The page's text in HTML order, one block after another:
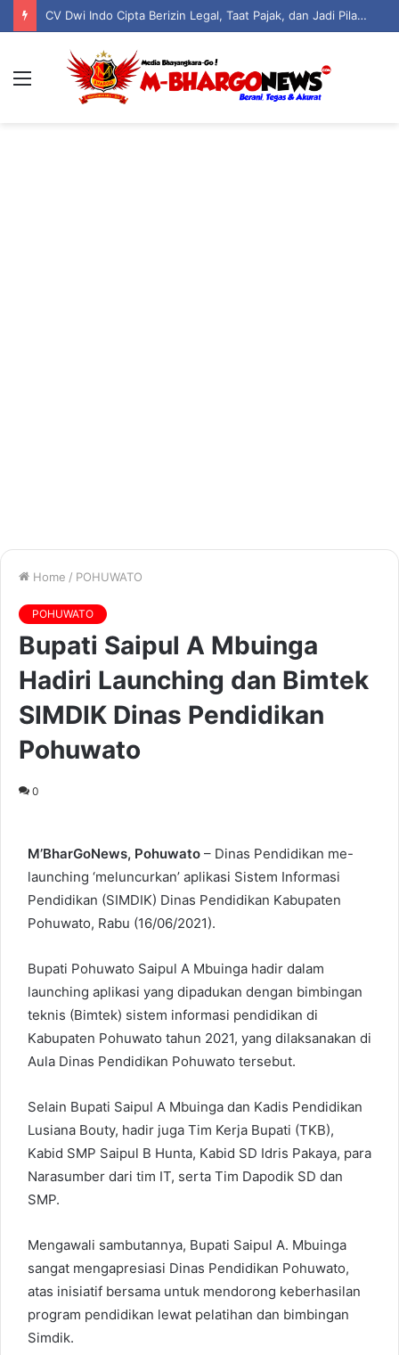
CV Dwi Indo Cipta Berizin Legal, Taat Pajak, dan Jadi Pilar Kehidupan Serta Keagamaan Warga Boliyohuto
Home / POHUWATO
POHUWATO
Bupati Saipul A Mbuinga
Hadiri Launching dan Bimtek
SIMDIK Dinas Pendidikan
Pohuwato
0
M’BharGoNews, Pohuwato – Dinas Pendidikan me-
launching ‘meluncurkan’ aplikasi Sistem Informasi
Pendidikan (SIMDIK) Dinas Pendidikan Kabupaten
Pohuwato, Rabu (16/06/2021).
Bupati Pohuwato Saipul A Mbuinga hadir dalam
launching aplikasi yang dipadukan dengan bimbingan
teknis (Bimtek) sistem informasi pendidikan di
Kabupaten Pohuwato tahun 2021, yang dilaksanakan di
Aula Dinas Pendidikan Pohuwato tersebut.
Selain Bupati Saipul A Mbuinga dan Kadis Pendidikan
Lusiana Bouty, hadir juga Tim Kerja Bupati (TKB),
Kabid SMP Saipul B Hunta, Kabid SD Idris Pakaya, para
Narasumber dari tim IT, serta Tim Dapodik SD dan
SMP.
Mengawali sambutannya, Bupati Saipul A. Mbuinga
sangat mengapresiasi Dinas Pendidikan Pohuwato,
atas inisiatif bersama untuk mendorong keberhasilan
program pendidikan lewat pelatihan dan bimbingan
Simdik.